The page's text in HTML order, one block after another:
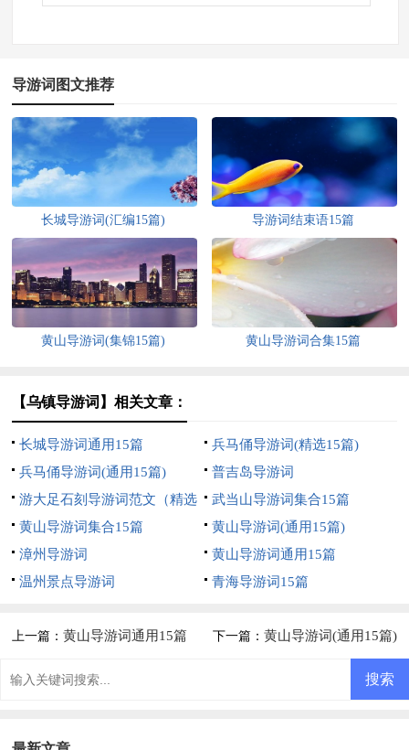
导游词图文推荐
长城导游词(汇编15篇) 导游词结束语15篇
黄山导游词(集锦15篇) 黄山导游词合集15篇
【乌镇导游词】相关文章：
长城导游词通用15篇
兵马俑导游词(精选15篇)
兵马俑导游词(通用15篇)
普吉岛导游词
游大足石刻导游词范文（精选
5篇）
武当山导游词集合15篇
黄山导游词集合15篇
黄山导游词(通用15篇)
漳州导游词
黄山导游词通用15篇
温州景点导游词
青海导游词15篇
上一篇：黄山导游词通用15篇 下一篇： 黄山导游词(通用15篇)